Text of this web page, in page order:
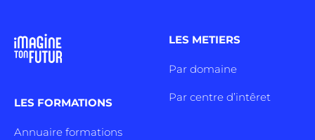
LES FORMATIONS
Annuaire formations
LES METIERS
Par domaine
Par centre d’intêret